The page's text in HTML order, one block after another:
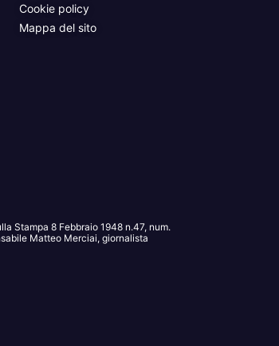
Cookie policy
Mappa del sito
Stampa 8 Febbraio 1948 n.47, num.
Matteo Merciai, giornalista